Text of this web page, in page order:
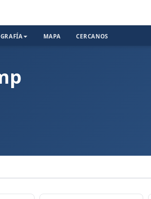
MAPA CERCANOS